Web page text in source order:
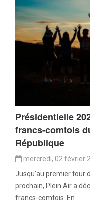
Présidentielle
francs-comtois
République
mercredi, 02 février
Jusqu’au premier tour
prochain, Plein Air a
francs-comtois. En...